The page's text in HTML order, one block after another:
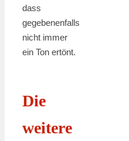
dass
gegebenenfalls
nicht immer
ein Ton ertönt.
Die
weitere